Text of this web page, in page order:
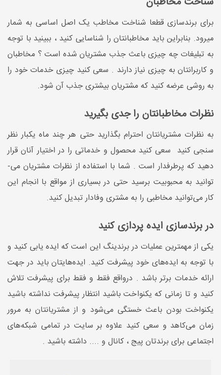
برای برندسازی قطعا شناخت مخاطب یک اصل اساسی به شمار
می­رود. بنابراین باید مخاطبانتان را شناسایی کنید ، ببینید با توجه
به تبلیغات چه چیزی باعث جذب مشتریان شده است ؟ مخاطبان
و کاربرانتان به چیزی نیاز دارند . سعی کنید چیزی خدمات خود را
به روشی عرضه کنید که مشتریان بیش­تری جذب آن شود.
نظرات مخاطبانتان را جدی بگیرید
به نظرات مشتریانتان احترام بگذارید حتی هر چند ماه یکبار نظر
سنجی کنید سعی کنید محصول و خدماتی را در اختیار آنان قرار
دهید که پرطرفدار است . شما با استفاده از نظرات مشتریان می‌­
توانید به محبوبیت برسید حتی در بسیاری از مواقع با انجام این
کار می­‌توانید مخاطبی را به مشتری وفادار تبدیل کنید.
در برندسازی ایده پردازی کنید
یکی از مهم­ترین عملیات در برندینگ این است که ایده یابی کنید و
با توجه به ایده­‌های خود پیشرفت کنید. ایده­‌هایتان باید در جهت
ارائه خدمات برتر باشد . درواقع فقط و فقط برای پیشرفت تلاش
کنید و تا زمانی که یکنواخت باشید انتظار پیشرفت نداشته باشید
یکنواخت بودن باعث خستگی می­‌شود و از مشتریانتان به مرور
زمان می­‌کاهد و سعی کنید علاوه بر سایت در تمامی شبکه‌­های
اجتماعی برای برندتان پیج ، کانال و .... داشته باشید .